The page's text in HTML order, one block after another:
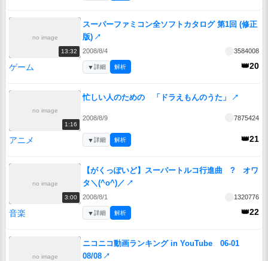
no image
13:32
スーパーファミコン全ソフトカタログ 第1回 (修正
版) ↗
2008/8/4 3584008
ゲーム 👑20
▼詳細 解析
no image
1:16
忙しい人のための 「ドラえもんのうた」 ↗
2008/8/9 7875424
アニメ 👑21
▼詳細 解析
no image
3:00
【がくっぽいど】スーパートルコ行進曲 ? オワ
タ＼(^o^)／ ↗
2008/8/1 1320776
音楽 👑22
▼詳細 解析
no image
ニコニコ動画ランキング in YouTube 06-01
08/08 ↗